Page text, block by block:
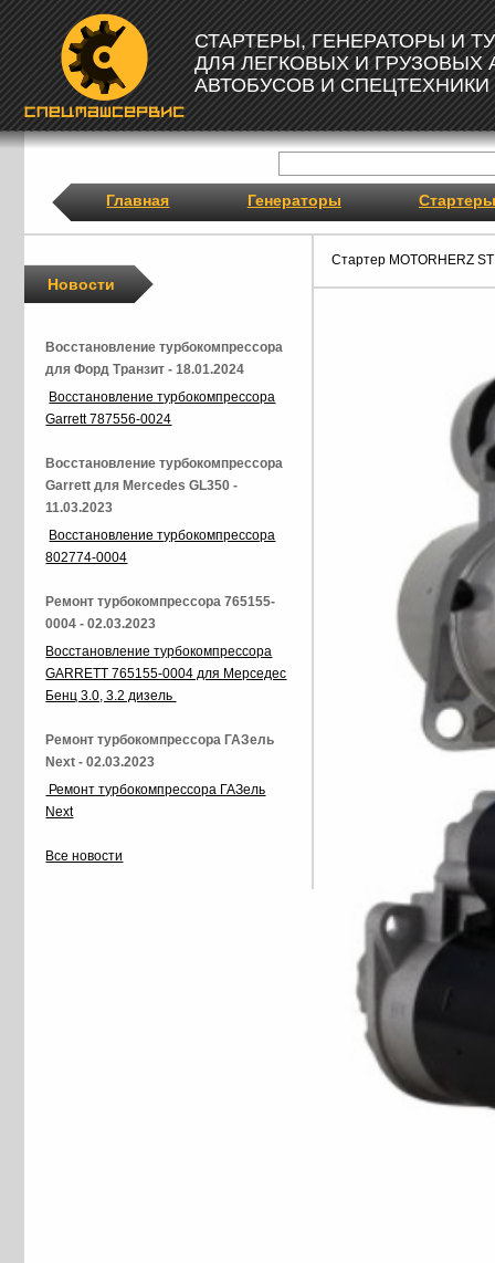
СТАРТЕРЫ, ГЕНЕРАТОРЫ И
ДЛЯ ЛЕГКОВЫХ И ГРУЗОВЫХ
АВТОБУСОВ И СПЕЦТЕХНИКИ
Главная Генераторы Стартеры
Стартер MOTORHERZ
Новости
Восстановление турбокомпрессора
для Форд Транзит - 18.01.2024
Восстановление турбокомпрессора
Garrett 787556-0024
Восстановление турбокомпрессора
Garrett для Mercedes GL350 -
11.03.2023
Восстановление турбокомпрессора
802774-0004
Ремонт турбокомпрессора 765155-
0004 - 02.03.2023
Восстановление турбокомпрессора
GARRETT 765155-0004 для Мерседес
Бенц 3.0, 3.2 дизель
Ремонт турбокомпрессора ГАЗель
Next - 02.03.2023
Ремонт турбокомпрессора ГАЗель
Next
Все новости